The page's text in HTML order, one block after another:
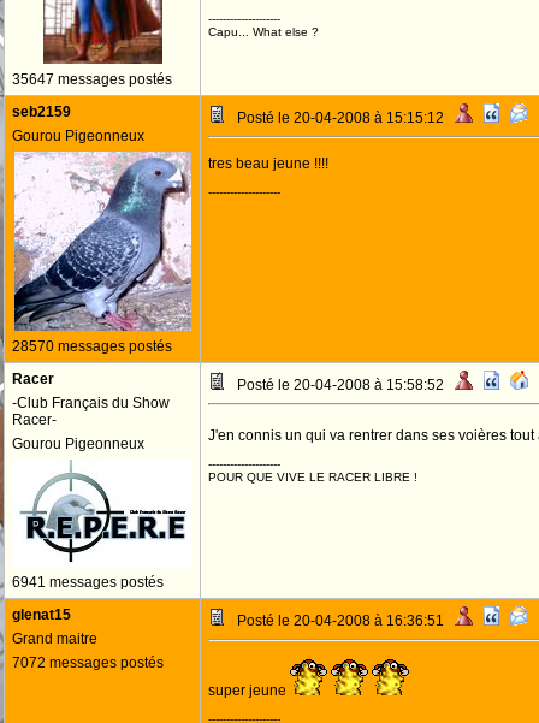
35647 messages postés
--------------------
Capu... What else ?
seb2159
Gourou Pigeonneux
28570 messages postés
Posté le 20-04-2008 à 15:15:12
tres beau jeune !!!!
--------------------
Racer
-Club Français du Show
Racer-
Gourou Pigeonneux
6941 messages postés
Posté le 20-04-2008 à 15:58:52
J'en connis un qui va rentrer dans ses voières
--------------------
POUR QUE VIVE LE RACER LIBRE !
glenat15
Grand maitre
7072 messages postés
Posté le 20-04-2008 à 16:36:51
super jeune
--------------------